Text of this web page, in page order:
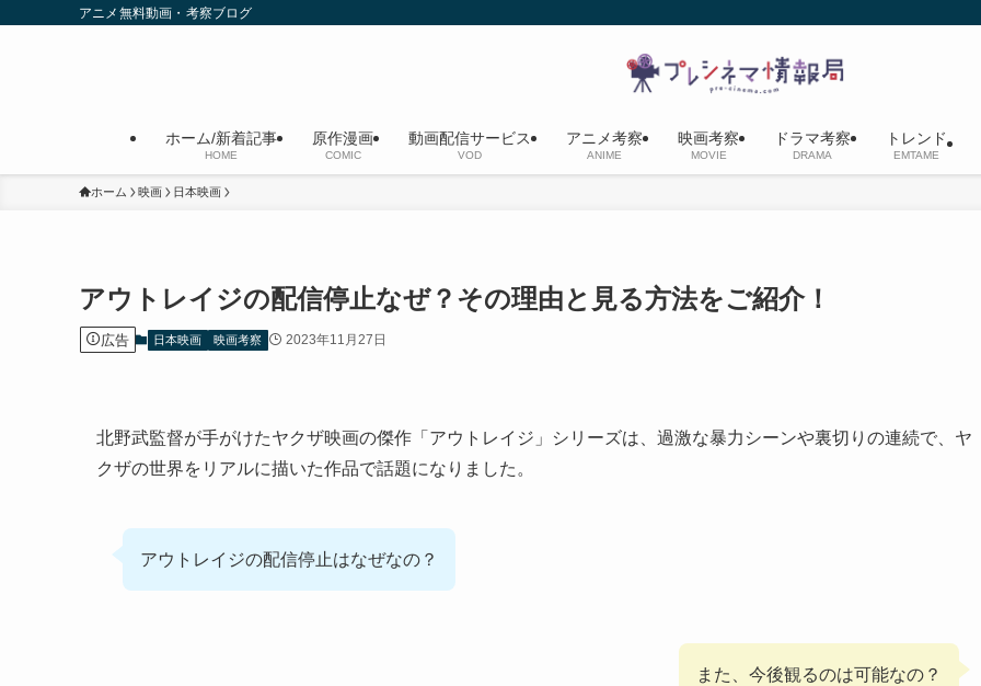
アニメ無料動画・考察ブログ
ホーム/新着記事
HOME
原作漫画
COMIC
動画配信サービス
VOD
アニメ考察
ANIME
映画考察
MOVIE
ドラマ考察
DRAMA
トレンド
EMTAME
ホーム 映画 日本映画
アウトレイジの配信停止なぜ？その理由と見る方法をご紹介！
広告 日本映画 映画考察 2023年11月27日
北野武監督が手がけたヤクザ映画の傑作「アウトレイジ」シリーズは、過激な暴力シーンや裏切りの連続で、ヤ
クザの世界をリアルに描いた作品で話題になりました。
アウトレイジの配信停止はなぜなの？
また、今後観るのは可能なの？